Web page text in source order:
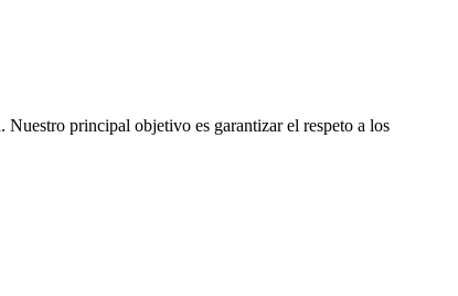
principal objetivo es garantizar el respeto a los